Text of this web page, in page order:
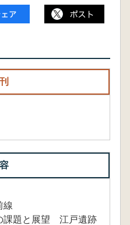
線
題と展望 江戸遺跡